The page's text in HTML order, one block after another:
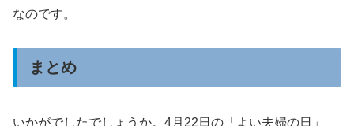
なのです。
まとめ
いかがでしたでしょうか。4月22日の「よい夫婦の日」